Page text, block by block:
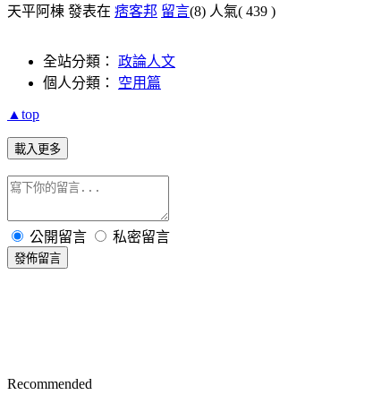
天平阿棟 發表在 痞客邦 留言(8) 人氣( 439 )
全站分類： 政論人文
個人分類： 空用篇
▲top
載入更多
公開留言 私密留言
發佈留言
Recommended